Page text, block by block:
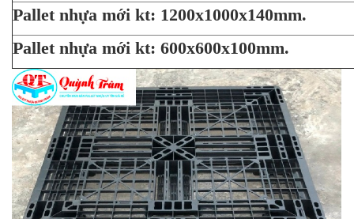
Pallet nhựa mới kt: 1200x1000x140mm.
Pallet nhựa mới kt: 600x600x100mm.